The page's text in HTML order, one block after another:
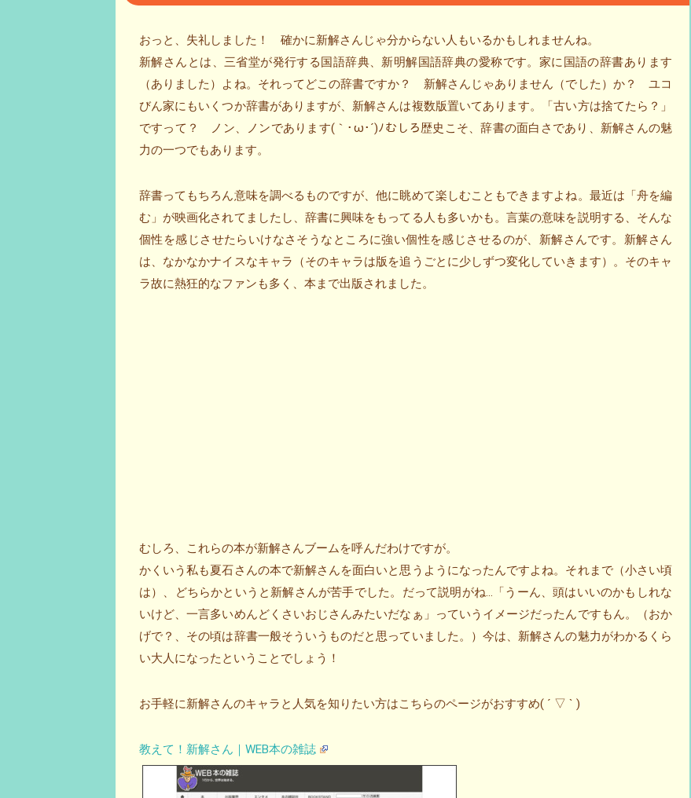
おっと、失礼しました！ 確かに新解さんじゃ分からない人もいるかもしれませんね。
新解さんとは、三省堂が発行する国語辞典、新明解国語辞典の愛称です。家に国語の辞書あります
（ありました）よね。それってどこの辞書ですか？ 新解さんじゃありません（でした）か？ ユコ
びん家にもいくつか辞書がありますが、新解さんは複数版置いてあります。「古い方は捨てたら？」
ですって？ ノン、ノンであります(｀･ω･´)ﾉむしろ歴史こそ、辞書の面白さであり、新解さんの魅
力の一つでもあります。
辞書ってもちろん意味を調べるものですが、他に眺めて楽しむこともできますよね。最近は「舟を編
む」が映画化されてましたし、辞書に興味をもってる人も多いかも。言葉の意味を説明する、そんな
個性を感じさせたらいけなさそうなところに強い個性を感じさせるのが、新解さんです。新解さん
は、なかなかナイスなキャラ（そのキャラは版を追うごとに少しずつ変化していきます）。そのキャ
ラ故に熱狂的なファンも多く、本まで出版されました。
むしろ、これらの本が新解さんブームを呼んだわけですが。
かくいう私も夏石さんの本で新解さんを面白いと思うようになったんですよね。それまで（小さい頃
は）、どちらかというと新解さんが苦手でした。だって説明がね…「うーん、頭はいいのかもしれな
いけど、一言多いめんどくさいおじさんみたいだなぁ」っていうイメージだったんですもん。（おか
げで？、その頃は辞書一般そういうものだと思っていました。）今は、新解さんの魅力がわかるくら
い大人になったということでしょう！
お手軽に新解さんのキャラと人気を知りたい方はこちらのページがおすすめ( ´ ▽ ` )
教えて！新解さん｜WEB本の雑誌